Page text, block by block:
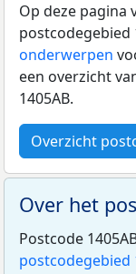
Op deze pagina
postcodegebied
onderwerpen
een overzicht
1405AB.
Overzicht
Over het
Postcode
postcodegebied